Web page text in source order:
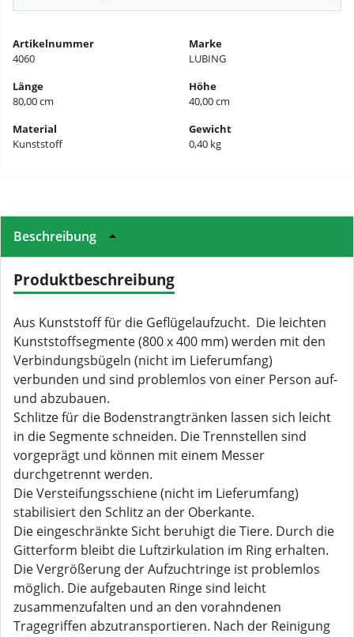
Artikelnummer
4060
Marke
LUBING
Länge
80,00 cm
Höhe
40,00 cm
Material
Kunststoff
Gewicht
0,40 kg
Beschreibung
Produktbeschreibung
Aus Kunststoff für die Geflügelaufzucht. Die leichten
Kunststoffsegmente (800 x 400 mm) werden mit den
Verbindungsbügeln (nicht im Lieferumfang)
verbunden und sind problemlos von einer Person auf-
und abzubauen.
Schlitze für die Bodenstrangtränken lassen sich leicht
in die Segmente schneiden. Die Trennstellen sind
vorgeprägt und können mit einem Messer
durchgetrennt werden.
Die Versteifungsschiene (nicht im Lieferumfang)
stabilisiert den Schlitz an der Oberkante.
Die eingeschränkte Sicht beruhigt die Tiere. Durch die
Gitterform bleibt die Luftzirkulation im Ring erhalten.
Die Vergrößerung der Aufzuchtringe ist problemlos
möglich. Die aufgebauten Ringe sind leicht
zusammenzufalten und an den vorahndenen
Tragegriffen abzutransportieren. Nach der Reinigung